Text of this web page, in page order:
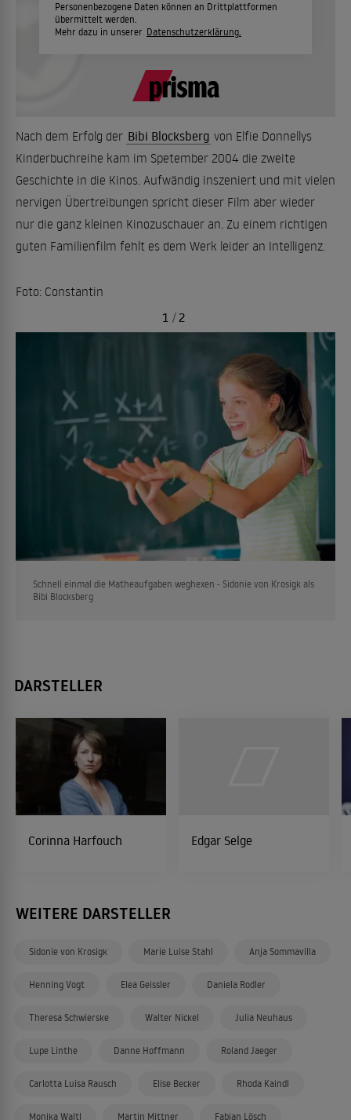
Personenbezogene Daten können an Drittplattformen
übermittelt werden.
Mehr dazu in unserer Datenschutzerklärung.
Nach dem Erfolg der Bibi Blocksberg von Elfie Donnellys
Kinderbuchreihe kam im Spetember 2004 die zweite
Geschichte in die Kinos. Aufwändig inszeniert und mit vielen
nervigen Übertreibungen spricht dieser Film aber wieder
nur die ganz kleinen Kinozuschauer an. Zu einem richtigen
guten Familienfilm fehlt es dem Werk leider an Intelligenz.
Foto: Constantin
Schnell einmal die Matheaufgaben weghexen - Sidonie von Krosigk als
Bibi Blocksberg
1 / 2
DARSTELLER
Corinna Harfouch Edgar Selge
WEITERE DARSTELLER
Sidonie von Krosigk Marie Luise Stahl Anja Sommavilla
Henning Vogt Elea Geissler Daniela Rodler
Theresa Schwierske Walter Nickel Julia Neuhaus
Lupe Linthe Danne Hoffmann Roland Jaeger
Carlotta Luisa Rausch Elise Becker Rhoda Kaindl
Monika Waltl Martin Mittner Fabian Lösch